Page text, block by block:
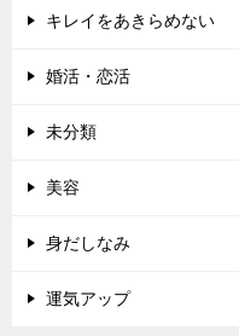
キレイをあきらめない
婚活・恋活
未分類
美容
身だしなみ
運気アップ